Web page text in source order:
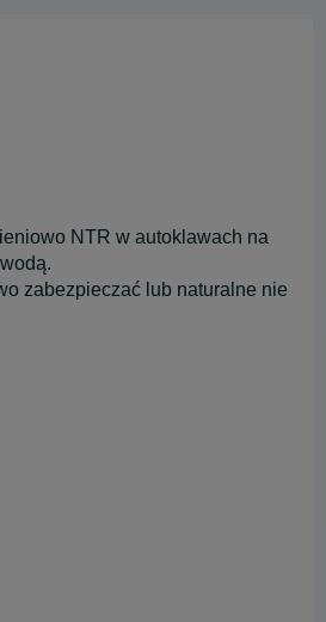
NTR w autoklawach na
zabezpieczać lub naturalne nie